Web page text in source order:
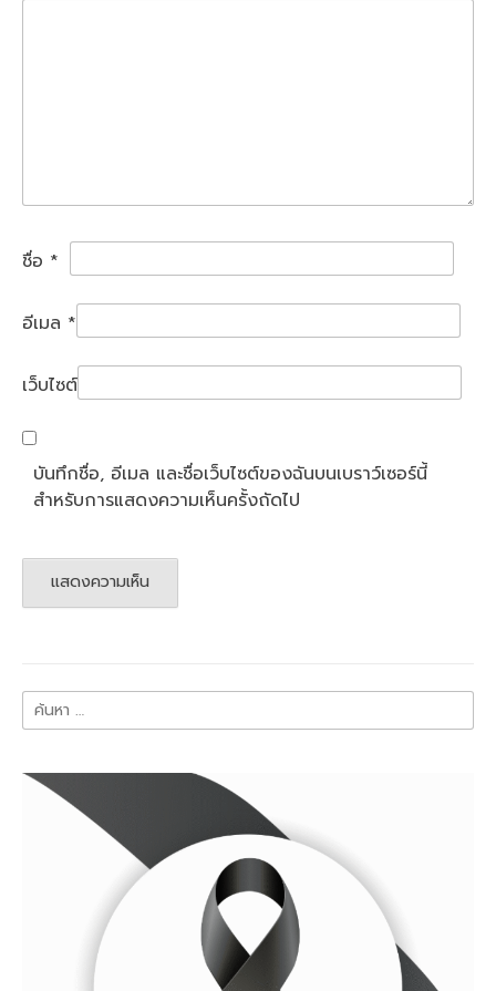
ชื่อ *
อีเมล *
เว็บไซต์
บันทึกชื่อ, อีเมล และชื่อเว็บไซต์ของฉันบนเบราว์เซอร์นี้
สำหรับการแสดงความเห็นครั้งถัดไป
ค้นหา
สำหรับ: